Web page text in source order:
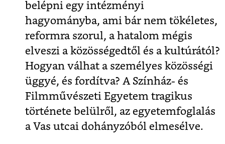
belépni egy intézményi
hagyományba, ami bár nem tökéletes,
reformra szorul, a hatalom mégis
elveszi a közösségedtől és a kultúrától?
Hogyan válhat a személyes közösségi
üggyé, és fordítva? A Színház- és
Filmművészeti Egyetem tragikus
története belülről, az egyetemfoglalás
a Vas utcai dohányzóból elmesélve.